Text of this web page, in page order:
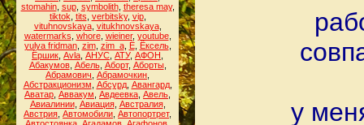
stomahin, sup, symbolith, theresa may,
tiktok tits verbitsky, vip,
vituhnovskaya, vitukhnovskaya,
watermarks whore, wieiner, youtube,
yulya fridman, zim, zim_a, Ё, Ёксель,
Ёршик Аvla АНУС АТУ, АФОН
Абакумов, Абель, Аборт, Аборты,
Абрамович Абрамочкин
Абстракционизм Абсурд, Авангард,
Аватар Аввакум Авдеевка Авель
Авиалинии, Авиация, Австралия,
Австрия Автомобили Автопортрет,
у